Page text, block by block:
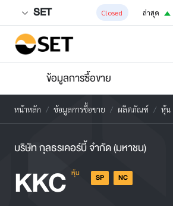
SET Closed ล่าสุด
ข้อมูลการซื้อขาย
หน้าหลัก ข้อมูลการซื้อขาย ผลิตภัณฑ์ หุ้น
บริษัท กุลธรเคอร์บี้ จำกัด (มหาชน)
KKC หุ้น SP NC